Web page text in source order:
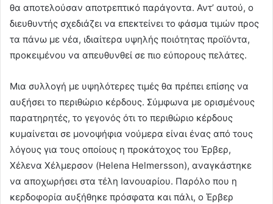
θα αποτελούσαν αποτρεπτικό παράγοντα. Αντ’ αυτού, ο
διευθυντής σχεδιάζει να επεκτείνει το φάσμα τιμών προς
τα πάνω με νέα, ιδιαίτερα υψηλής ποιότητας προϊόντα,
προκειμένου να απευθυνθεί σε πιο εύπορους πελάτες.
Μια συλλογή με υψηλότερες τιμές θα πρέπει επίσης να
αυξήσει το περιθώριο κέρδους. Σύμφωνα με ορισμένους
παρατηρητές, το γεγονός ότι το περιθώριο κέρδους
κυμαίνεται σε μονοψήφια νούμερα είναι ένας από τους
λόγους για τους οποίους η προκάτοχος του Έρβερ,
Χέλενα Χέλμερσον (Helena Helmersson), αναγκάστηκε
να αποχωρήσει στα τέλη Ιανουαρίου. Παρόλο που η
κερδοφορία αυξήθηκε πρόσφατα και πάλι, ο Έρβερ